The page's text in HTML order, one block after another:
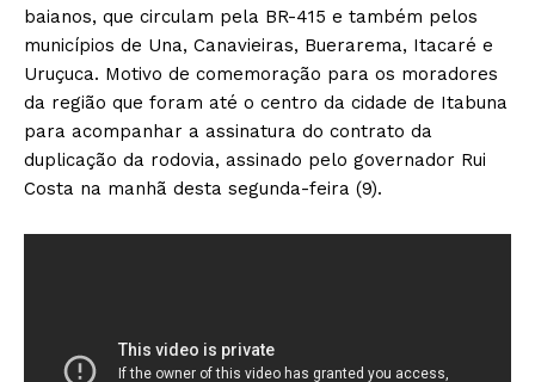
baianos, que circulam pela BR-415 e também pelos
municípios de Una, Canavieiras, Buerarema, Itacaré e
Uruçuca. Motivo de comemoração para os moradores
da região que foram até o ‪centro da cidade de Itabuna
para‬ acompanhar a assinatura do contrato da
duplicação da rodovia, assinado pelo governador Rui
Costa na manhã desta segunda-feira (9).